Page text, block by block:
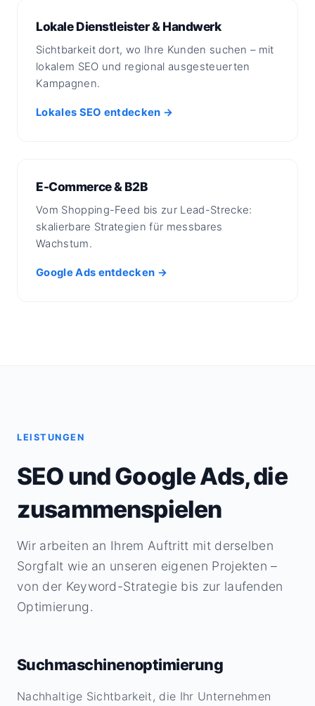
Lokale Dienstleister & Handwerk
Sichtbarkeit dort, wo Ihre Kunden suchen – mit
lokalem SEO und regional ausgesteuerten
Kampagnen.
Lokales SEO entdecken →
E-Commerce & B2B
Vom Shopping-Feed bis zur Lead-Strecke:
skalierbare Strategien für messbares
Wachstum.
Google Ads entdecken →
LEISTUNGEN
SEO und Google Ads, die
zusammenspielen
Wir arbeiten an Ihrem Auftritt mit derselben
Sorgfalt wie an unseren eigenen Projekten –
von der Keyword-Strategie bis zur laufenden
Optimierung.
Suchmaschinenoptimierung
Nachhaltige Sichtbarkeit, die Ihr Unternehmen